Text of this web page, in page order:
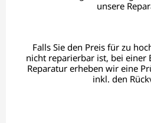
unsere
Falls Sie den Preis für zu
nicht reparierbar ist, bei einer
Reparatur erheben wir eine
inkl. den